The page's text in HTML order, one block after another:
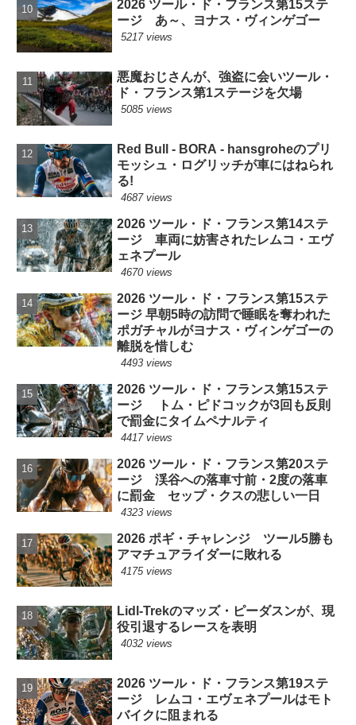
2026 ツール・ド・フランス第15ステ
ージ あ～、ヨナス・ヴィンゲゴー
5217 views
悪魔おじさんが、強盗に会いツール・
ド・フランス第1ステージを欠場
5085 views
Red Bull - BORA - hansgroheのプリ
モッシュ・ログリッチが車にはねられ
る!
4687 views
2026 ツール・ド・フランス第14ステ
ージ 車両に妨害されたレムコ・エヴ
ェネプール
4670 views
2026 ツール・ド・フランス第15ステ
ージ 早朝5時の訪問で睡眠を奪われた
ポガチャルがヨナス・ヴィンゲゴーの
離脱を惜しむ
4493 views
2026 ツール・ド・フランス第15ステ
ージ トム・ピドコックが3回も反則
で罰金にタイムペナルティ
4417 views
2026 ツール・ド・フランス第20ステ
ージ 渓谷への落車寸前・2度の落車
に罰金 セップ・クスの悲しい一日
4323 views
2026 ポギ・チャレンジ ツール5勝も
アマチュアライダーに敗れる
4175 views
Lidl-Trekのマッズ・ピーダスンが、現
役引退するレースを表明
4032 views
2026 ツール・ド・フランス第19ステ
ージ レムコ・エヴェネプールはモト
バイクに阻まれる